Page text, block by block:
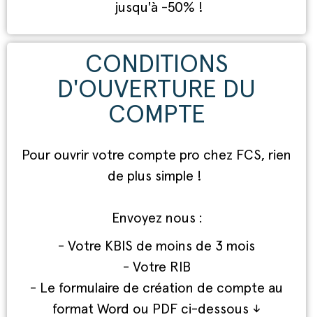
jusqu'à -50% !
CONDITIONS
D'OUVERTURE DU
COMPTE
Pour ouvrir votre compte pro chez FCS, rien
de plus simple !
Envoyez nous :
- Votre KBIS de moins de 3 mois
- Votre RIB
- Le formulaire de création de compte au
format Word ou PDF ci-dessous ↓